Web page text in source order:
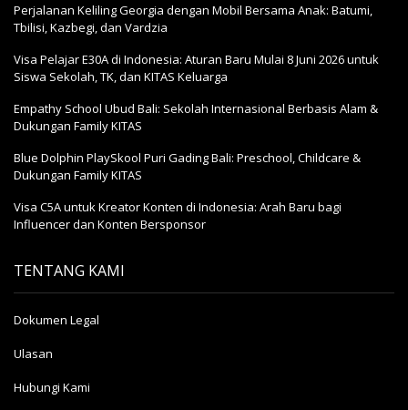
Perjalanan Keliling Georgia dengan Mobil Bersama Anak: Batumi,
Tbilisi, Kazbegi, dan Vardzia
Visa Pelajar E30A di Indonesia: Aturan Baru Mulai 8 Juni 2026 untuk
Siswa Sekolah, TK, dan KITAS Keluarga
Empathy School Ubud Bali: Sekolah Internasional Berbasis Alam &
Dukungan Family KITAS
Blue Dolphin PlaySkool Puri Gading Bali: Preschool, Childcare &
Dukungan Family KITAS
Visa C5A untuk Kreator Konten di Indonesia: Arah Baru bagi
Influencer dan Konten Bersponsor
TENTANG KAMI
Dokumen Legal
Ulasan
Hubungi Kami